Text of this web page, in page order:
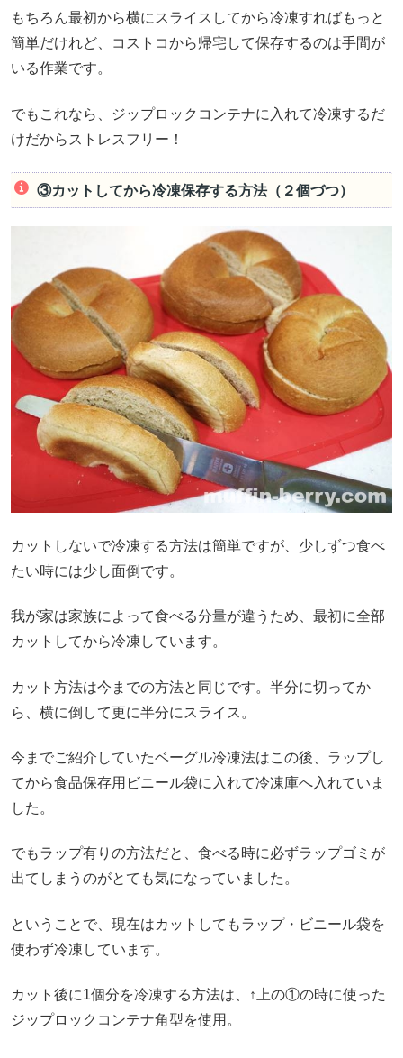
もちろん最初から横にスライスしてから冷凍すればもっと
簡単だけれど、コストコから帰宅して保存するのは手間が
いる作業です。
でもこれなら、ジップロックコンテナに入れて冷凍するだ
けだからストレスフリー！
③カットしてから冷凍保存する方法（２個づつ）
カットしないで冷凍する方法は簡単ですが、少しずつ食べ
たい時には少し面倒です。
我が家は家族によって食べる分量が違うため、最初に全部
カットしてから冷凍しています。
カット方法は今までの方法と同じです。半分に切ってか
ら、横に倒して更に半分にスライス。
今までご紹介していたベーグル冷凍法はこの後、ラップし
てから食品保存用ビニール袋に入れて冷凍庫へ入れていま
した。
でもラップ有りの方法だと、食べる時に必ずラップゴミが
出てしまうのがとても気になっていました。
ということで、現在はカットしてもラップ・ビニール袋を
使わず冷凍しています。
カット後に1個分を冷凍する方法は、↑上の①の時に使った
ジップロックコンテナ角型を使用。